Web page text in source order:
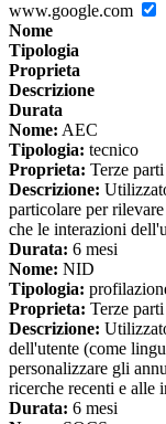
www.google.com
Nome
Tipologia
Proprieta
Descrizione
Durata
Nome: AEC
Tipologia: tecnico
Proprieta: Terze parti
Descrizione:
particolare per
che le interazioni
Durata: 6 mesi
Nome: NID
Tipologia:
Proprieta: Terze parti
Descrizione:
dell'utente (come
personalizzare gli
ricerche recenti e alle
Durata: 6 mesi